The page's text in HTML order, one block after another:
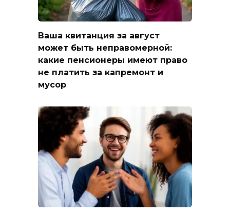
Ваша квитанция за август
может быть неправомерной:
какие пенсионеры имеют право
не платить за капремонт и
мусор